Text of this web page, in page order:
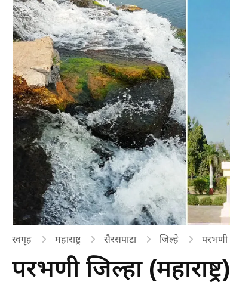
स्वगृह महाराष्ट्र सैरसपाटा जिल्हे परभणी
परभणी जिल्हा (महाराष्ट्र)